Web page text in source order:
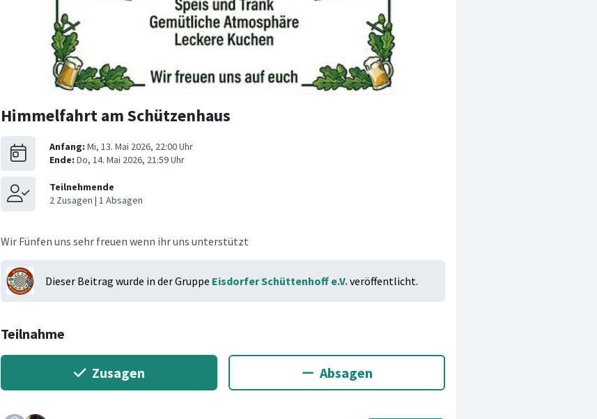
Himmelfahrt am Schützenhaus
Wir Fünfen uns sehr freuen wenn ihr uns unterstützt
Dieser Beitrag wurde in der Gruppe Eisdorfer Schüttenhoff e.V.veröffentlicht.